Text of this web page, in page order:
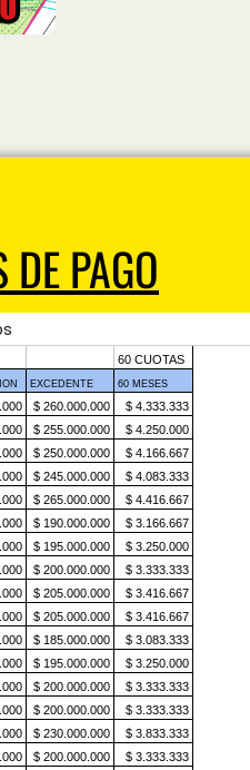
DE PAGO